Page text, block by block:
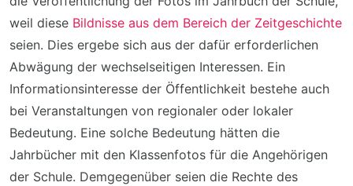
weil diese Bildnisse aus dem Bereich der Zeitgeschichte
seien. Dies ergebe sich aus der dafür erforderlichen
Abwägung der wechselseitigen Interessen. Ein
Informationsinteresse der Öffentlichkeit bestehe auch
bei Veranstaltungen von regionaler oder lokaler
Bedeutung. Eine solche Bedeutung hätten die
Jahrbücher mit den Klassenfotos für die Angehörigen
der Schule. Demgegenüber seien die Rechte des